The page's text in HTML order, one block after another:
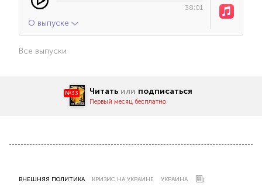
38:01
О выпуске
Все выпуски
№33 Читать или подписаться
Первый месяц бесплатно
ВНЕШНЯЯ ПОЛИТИКА КРИЗИС НА УКРАИНЕ УКРАИНА